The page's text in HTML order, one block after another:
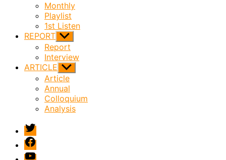
Monthly
Playlist
1st Listen
REPORT Show
sub
menu
Report
Interview
ARTICLE Show
sub
menu
Article
Annual
Colloquium
Analysis
twitter
facebook
Youtube